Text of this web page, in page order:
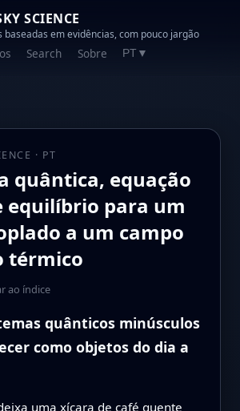
SCIENCE
baseadas em evidências, com pouco jargão
Search Sobre PT ▼
· PT
quântica, equação
equilíbrio para um
a um campo
térmico
ao índice
quânticos minúsculos
como objetos do dia a
uma xícara de café quente